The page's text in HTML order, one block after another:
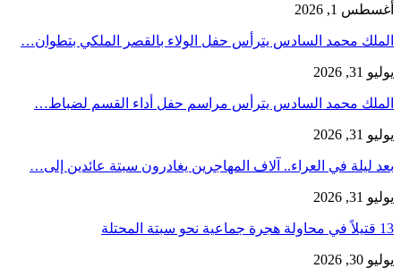
أغسطس 1, 2026
الملك محمد السادس يترأس حفل الولاء بالقصر الملكي بتطوان…
يوليو 31, 2026
الملك محمد السادس يترأس مراسم حفل أداء القسم لضباط…
يوليو 31, 2026
بعد ليلة في العراء.. آلاف المهاجرين يغادرون سبتة عائدين إلى…
يوليو 31, 2026
13 قتيلاً في محاولة هجرة جماعية نحو سبتة المحتلة
يوليو 30, 2026